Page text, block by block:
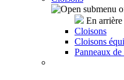
En arrière
Cloisons
Cloisons
Panneaux